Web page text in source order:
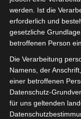
werden. Ist die
erforderlich und
gesetzliche
betroffenen Person
Die Verarbeitung
Namens, der
einer betroffenen
Datenschutz-
für uns geltenden